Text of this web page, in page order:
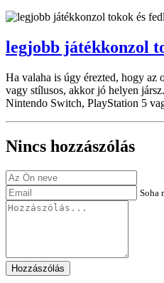
legjobb játékkonzol
Ha valaha is úgy érezted, hogy az
vagy stílusos, akkor jó helyen
Nintendo Switch, PlayStation 5
Nincs hozzászólás
Soha
Hozzászólás